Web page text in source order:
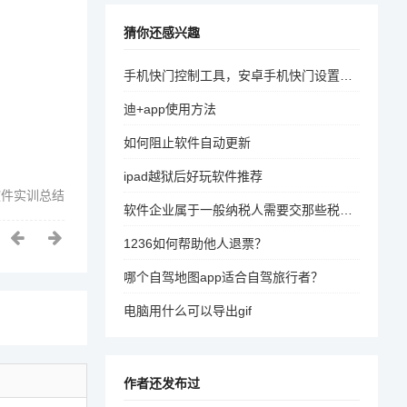
实训总结
猜你还感兴趣
手机快门控制工具，安卓手机快门设置，手机快门调整设置，手机快门控制设置，安卓手机快门参数设置
迪+app使用方法
如何阻止软件自动更新
ipad越狱后好玩软件推荐
软件企业属于一般纳税人需要交那些税，税率是多少
1236如何帮助他人退票？
哪个自驾地图app适合自驾旅行者？
电脑用什么可以导出gif
作者还发布过